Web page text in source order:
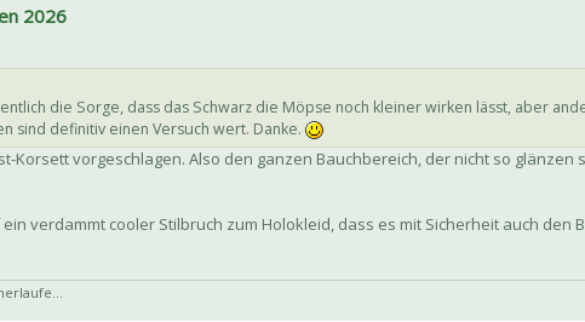
2026
die Sorge, dass das Schwarz die Möpse noch kleiner wirken lässt, aber
sind definitiv einen Versuch wert. Danke.
vorgeschlagen. Also den ganzen Bauchbereich, der nicht so glänzen
verdammt cooler Stilbruch zum Holokleid, dass es mit Sicherheit auch den